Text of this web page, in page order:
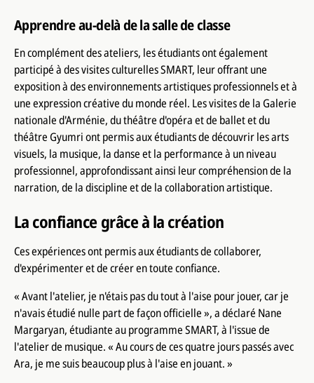
Apprendre au-delà de la salle de classe
En complément des ateliers, les étudiants ont également
participé à des visites culturelles SMART, leur offrant une
exposition à des environnements artistiques professionnels et à
une expression créative du monde réel. Les visites de la Galerie
nationale d'Arménie, du théâtre d'opéra et de ballet et du
théâtre Gyumri ont permis aux étudiants de découvrir les arts
visuels, la musique, la danse et la performance à un niveau
professionnel, approfondissant ainsi leur compréhension de la
narration, de la discipline et de la collaboration artistique.
La confiance grâce à la création
Ces expériences ont permis aux étudiants de collaborer,
d'expérimenter et de créer en toute confiance.
« Avant l'atelier, je n'étais pas du tout à l'aise pour jouer, car je
n'avais étudié nulle part de façon officielle », a déclaré Nane
Margaryan, étudiante au programme SMART, à l'issue de
l'atelier de musique. « Au cours de ces quatre jours passés avec
Ara, je me suis beaucoup plus à l'aise en jouant. »